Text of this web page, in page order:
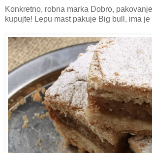
Konkretno, robna marka Dobro,
kupujte! Lepu mast pakuje Big bull, ima je